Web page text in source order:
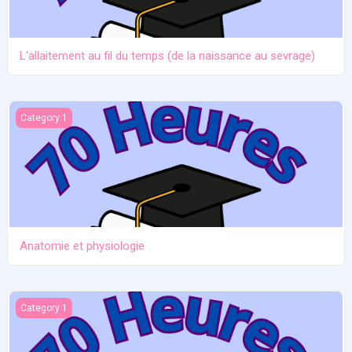
L'allaitement au fil du temps (de la naissance au sevrage)
Anatomie et physiologie
Category 1
Anatomie et physiologie
Ictère et hypoglycémie
Category 1